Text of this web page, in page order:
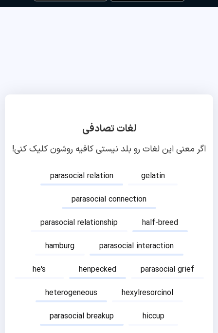
لغات تصادفی
اگر معنی این لغات رو بلد نیستی کافیه روشون کلیک کنی!
parasocial relation
gelatin
parasocial connection
parasocial relationship
half-breed
hamburg
parasocial interaction
he's
henpecked
parasocial grief
heterogeneous
hexylresorcinol
parasocial breakup
hiccup